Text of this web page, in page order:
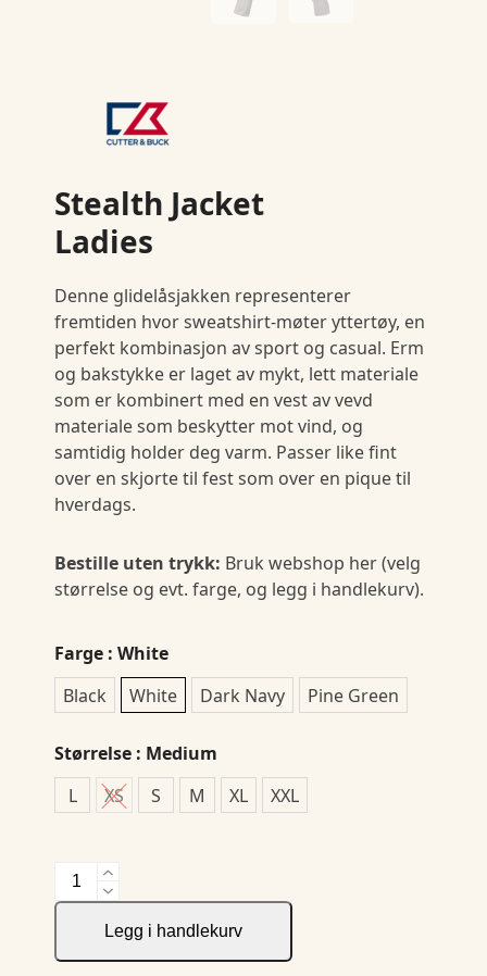
Stealth Jacket
Ladies
Denne glidelåsjakken representerer
fremtiden hvor sweatshirt-møter yttertøy, en
perfekt kombinasjon av sport og casual. Erm
og bakstykke er laget av mykt, lett materiale
som er kombinert med en vest av vevd
materiale som beskytter mot vind, og
samtidig holder deg varm. Passer like fint
over en skjorte til fest som over en pique til
hverdags.
Bestille uten trykk: Bruk webshop her (velg
størrelse og evt. farge, og legg i handlekurv).
Farge : White
Black
White Dark Navy Pine Green
Størrelse : Medium
L
XS S M XL XXL
Stealth
Jacket
antall
Legg i handlekurv